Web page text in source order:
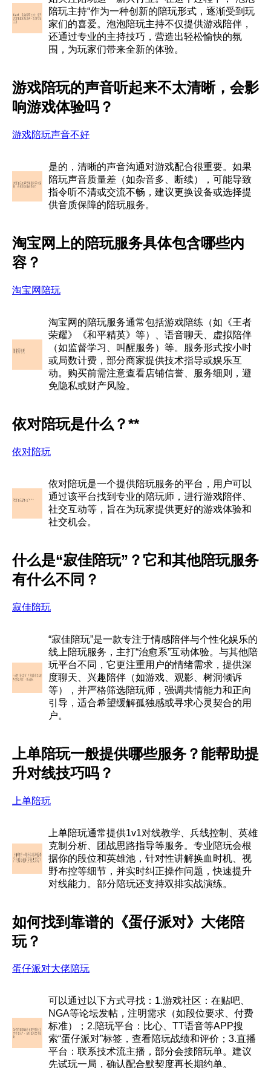
陪玩主持“作为一种创新的陪玩形式，逐渐受到玩
家们的喜爱。泡泡陪玩主持不仅提供游戏陪伴，
还通过专业的主持技巧，营造出轻松愉快的氛
围，为玩家们带来全新的体验。
游戏陪玩的声音听起来不太清晰，会影
响游戏体验吗？
游戏陪玩声音不好
是的，清晰的声音沟通对游戏配合很重要。如果
陪玩声音质量差（如杂音多、断续），可能导致
指令听不清或交流不畅，建议更换设备或选择提
供音质保障的陪玩服务。
淘宝网上的陪玩服务具体包含哪些内
容？
淘宝网陪玩
淘宝网的陪玩服务通常包括游戏陪练（如《王者
荣耀》《和平精英》等）、语音聊天、虚拟陪伴
（如监督学习、叫醒服务）等。服务形式按小时
或局数计费，部分商家提供技术指导或娱乐互
动。购买前需注意查看店铺信誉、服务细则，避
免隐私或财产风险。
依对陪玩是什么？**
依对陪玩
依对陪玩是一个提供陪玩服务的平台，用户可以
通过该平台找到专业的陪玩师，进行游戏陪伴、
社交互动等，旨在为玩家提供更好的游戏体验和
社交机会。
什么是“寂佳陪玩”？它和其他陪玩服务
有什么不同？
寂佳陪玩
“寂佳陪玩”是一款专注于情感陪伴与个性化娱乐的
线上陪玩服务，主打“治愈系”互动体验。与其他陪
玩平台不同，它更注重用户的情绪需求，提供深
度聊天、兴趣陪伴（如游戏、观影、树洞倾诉
等），并严格筛选陪玩师，强调共情能力和正向
引导，适合希望缓解孤独感或寻求心灵契合的用
户。
上单陪玩一般提供哪些服务？能帮助提
升对线技巧吗？
上单陪玩
上单陪玩通常提供1v1对线教学、兵线控制、英雄
克制分析、团战思路指导等服务。专业陪玩会根
据你的段位和英雄池，针对性讲解换血时机、视
野布控等细节，并实时纠正操作问题，快速提升
对线能力。部分陪玩还支持双排实战演练。
如何找到靠谱的《蛋仔派对》大佬陪
玩？
蛋仔派对大佬陪玩
可以通过以下方式寻找：1.游戏社区：在贴吧、
NGA等论坛发帖，注明需求（如段位要求、付费
标准）；2.陪玩平台：比心、TT语音等APP搜
索“蛋仔派对”标签，查看陪玩战绩和评价；3.直播
平台：联系技术流主播，部分会接陪玩单。建议
先试玩一局，确认配合默契度再长期约单。